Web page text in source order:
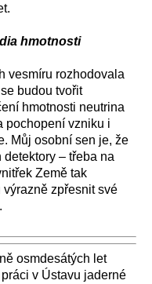
hmotnosti
vesmíru rozhodovala
budou tvořit
hmotnosti neutrina
pochopení vzniku i
Můj osobní sen je, že
– třeba na
Země tak
zpřesnit své
osmdesátých let
v Ústavu jaderné